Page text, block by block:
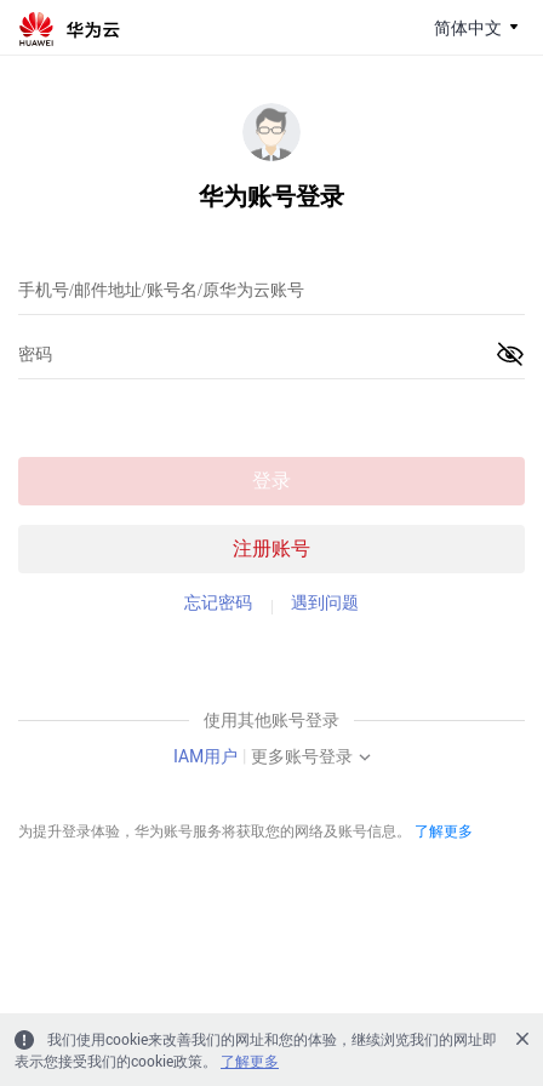
简体中文
华为账号登录
注册账号
登录
忘记密码 遇到问题
使用其他账号登录
IAM用户 | 更多账号登录
为提升登录体验，华为账号服务将获取您的网络及账号信息。 了解更多
我们使用cookie来改善我们的网址和您的体验，继续浏览我们的网址即
表示您接受我们的cookie政策。
了解更多